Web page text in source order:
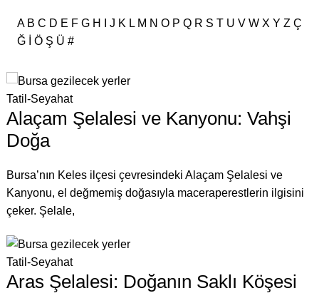
A B C D E F G H J K L M N O P Q R S T U V W X Y Z Ç
Ğ
Ö Ş Ü #
Tatil-Seyahat
Alaçam Şelalesi ve Kanyonu: Vahşi
Doğa
Bursa’nın Keles ilçesi çevresindeki Alaçam Şelalesi ve
Kanyonu, el değmemiş doğasıyla maceraperestlerin ilgisini
çeker. Şelale,
Tatil-Seyahat
Aras Şelalesi: Doğanın Saklı Köşesi